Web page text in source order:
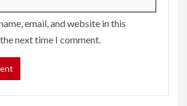
email, and website in this
next time I comment.